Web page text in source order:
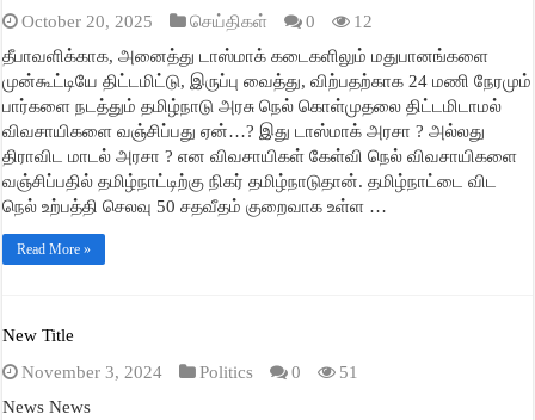
October 20, 2025
செய்திகள் 0
12
தீபாவளிக்காக, அனைத்து டாஸ்மாக் கடைகளிலும் மதுபானங்களை
முன்கூட்டியே திட்டமிட்டு, இருப்பு வைத்து, விற்பதற்காக 24 மணி நேரமும்
பார்களை நடத்தும் தமிழ்நாடு அரசு நெல் கொள்முதலை திட்டமிடாமல்
விவசாயிகளை வஞ்சிப்பது ஏன்…? இது டாஸ்மாக் அரசா ? அல்லது
திராவிட மாடல் அரசா ? என விவசாயிகள் கேள்வி நெல் விவசாயிகளை
வஞ்சிப்பதில் தமிழ்நாட்டிற்கு நிகர் தமிழ்நாடுதான். தமிழ்நாட்டை விட
நெல் உற்பத்தி செலவு 50 சதவீதம் குறைவாக உள்ள …
Read More »
New Title
November 3, 2024
Politics 0
51
News News